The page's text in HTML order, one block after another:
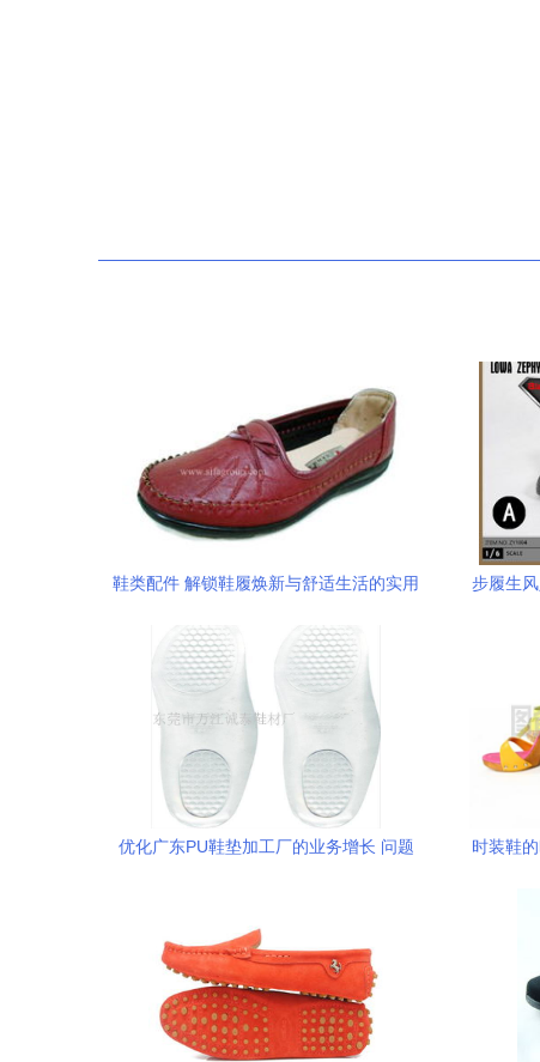
鞋类配件 解锁鞋履焕新与舒适生活的实用
步履生
优化广东PU鞋垫加工厂的业务增长 问题
时装鞋